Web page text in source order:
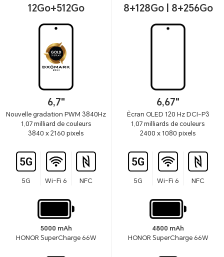
12Go+512Go
6,7"
Nouvelle gradation PWM 3840Hz
1,07 milliard de couleurs
3840 x 2160 pixels
8+128Go | 8+256Go
6,67"
Ècran OLED 120 Hz DCI-P3
1,07 milliards de couleurs
2400 x 1080 pixels
5G Wi-Fi 6 NFC 5G Wi-Fi 6 NFC
5000 mAh
HONOR SuperCharge 66W
4800 mAh
HONOR SuperCharge 66W